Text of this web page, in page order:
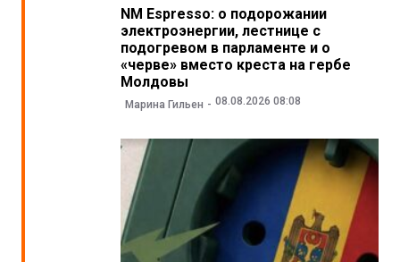
NM Espresso: о подорожании
электроэнергии, лестнице с
подогревом в парламенте и о
«черве» вместо креста на гербе
Молдовы
Марина Гильен 08.08.2026 08:08